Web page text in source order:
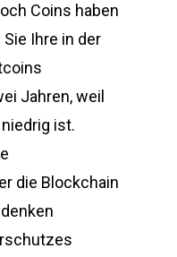
Coins haben
Ihre in der
Jahren, weil
ist.
die Blockchain